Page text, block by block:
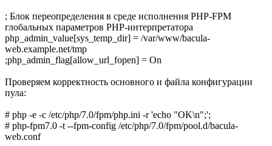
; Блок переопределения в среде исполнения PHP-FPM
глобальных параметров PHP-интерпретатора
php_admin_value[sys_temp_dir] = /var/www/bacula-
web.example.net/tmp
;php_admin_flag[allow_url_fopen] = On
Проверяем корректность основного и файла конфигурации
пула:
# php -e -c /etc/php/7.0/fpm/php.ini -r 'echo "OK\n";';
# php-fpm7.0 -t --fpm-config /etc/php/7.0/fpm/pool.d/bacula-
web.conf